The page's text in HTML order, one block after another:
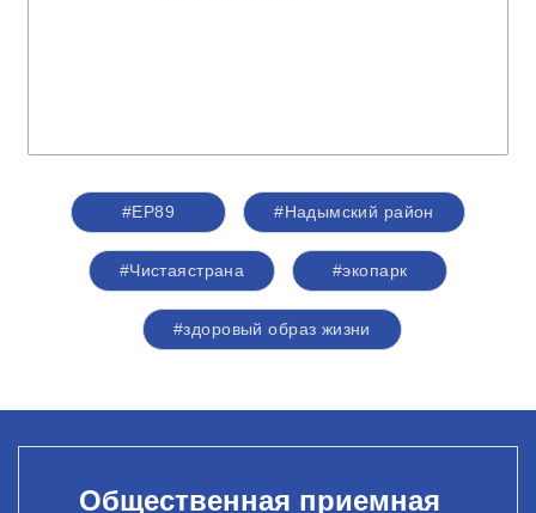
#ЕР89 #Надымский район
#Чистаястрана #экопарк
#здоровый образ жизни
Общественная приемная